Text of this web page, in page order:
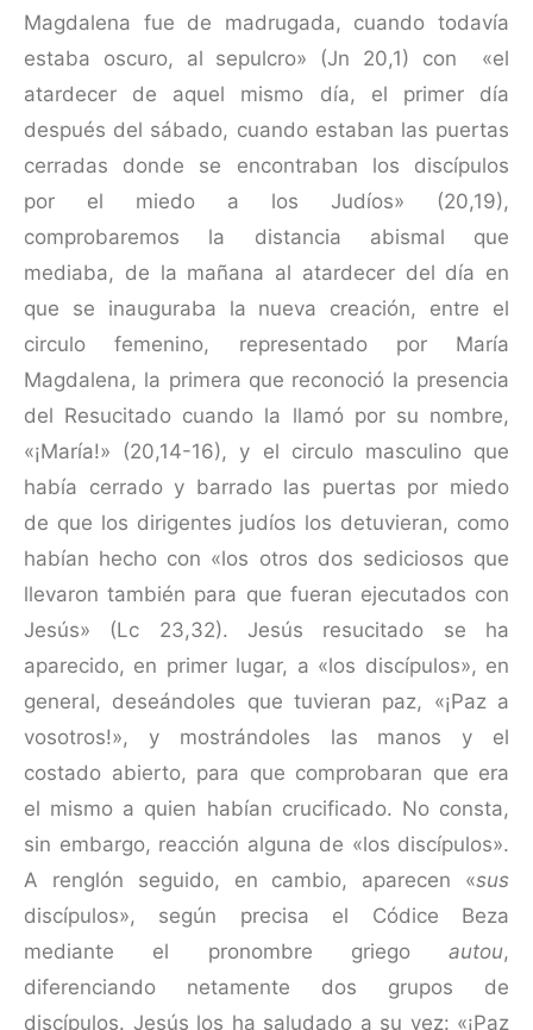
Magdalena fue de madrugada, cuando todavía
estaba oscuro, al sepulcro» (Jn 20,1) con «el
atardecer de aquel mismo día, el primer día
después del sábado, cuando estaban las puertas
cerradas donde se encontraban los discípulos
por el miedo a los Judíos» (20,19),
comprobaremos la distancia abismal que
mediaba, de la mañana al atardecer del día en
que se inauguraba la nueva creación, entre el
circulo femenino, representado por María
Magdalena, la primera que reconoció la presencia
del Resucitado cuando la llamó por su nombre,
«¡María!» (20,14-16), y el circulo masculino que
había cerrado y barrado las puertas por miedo
de que los dirigentes judíos los detuvieran, como
habían hecho con «los otros dos sediciosos que
llevaron también para que fueran ejecutados con
Jesús» (Lc 23,32). Jesús resucitado se ha
aparecido, en primer lugar, a «los discí­pu­los», en
general, deseándoles que tuvieran paz, «¡Paz a
vosotros!», y mostrándoles las manos y el
costado abierto, para que comprobaran que era
el mismo a quien habían crucificado. No consta,
sin embargo, reacción alguna de «los discípulos».
A renglón seguido, en cambio, aparecen «sus
discípulos», según precisa el Códice Beza
mediante el pronombre griego autou,
diferenciando netamente dos grupos de
discípulos. Jesús los ha saludado a su vez: «¡Paz